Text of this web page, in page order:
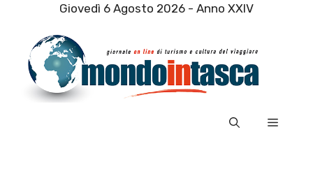
contenuto
Giovedì 6 Agosto 2026 - Anno XXIV
Menu